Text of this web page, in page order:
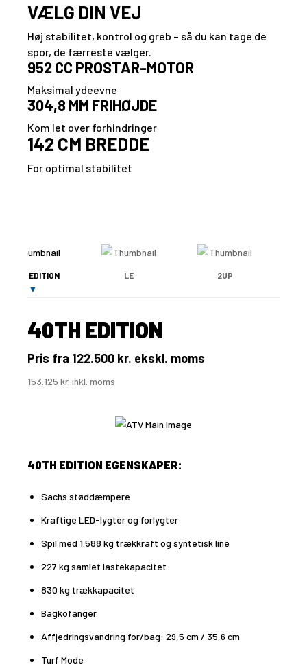
VÆLG DIN VEJ
Høj stabilitet, kontrol og greb – så du kan tage de
spor, de færreste vælger.
952 CC PROSTAR-MOTOR
Maksimal ydeevne
304,8 MM FRIHØJDE
Kom let over forhindringer
142 CM BREDDE
For optimal stabilitet
40TH EDITION LE 2UP
40TH EDITION
Pris fra 122.500 kr. ekskl. moms
153.125 kr. inkl. moms
40TH EDITION EGENSKAPER:
Sachs støddæmpere
Kraftige LED-lygter og forlygter
Spil med 1.588 kg trækkraft og syntetisk line
227 kg samlet lastekapacitet
830 kg trækkapacitet
Bagkofanger
Affjedringsvandring for/bag: 29,5 cm / 35,6 cm
Turf Mode